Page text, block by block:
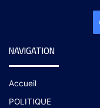
NAVIGATION
Accueil
POLITIQUE